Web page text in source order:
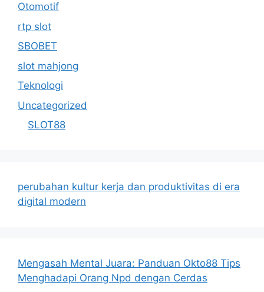
Otomotif
rtp slot
SBOBET
slot mahjong
Teknologi
Uncategorized
SLOT88
perubahan kultur kerja dan produktivitas di era
digital modern
Mengasah Mental Juara: Panduan Okto88 Tips
Menghadapi Orang Npd dengan Cerdas